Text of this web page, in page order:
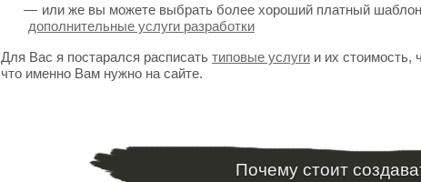
или же вы можете выбрать более хороший платный
дополнительные услуги разработки
Для Вас я постарался расписать типовые услуги и их
что именно Вам нужно на сайте.
Почему стоит